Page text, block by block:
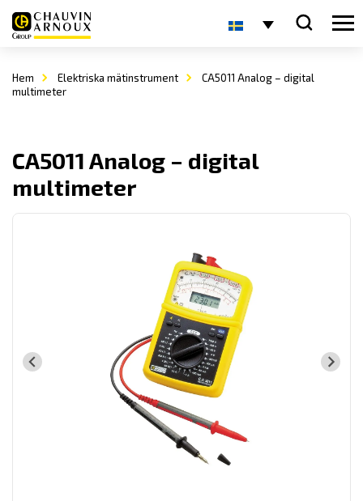
Hem Elektriska mätinstrument
CA5011 Analog – digital
multimeter
CA5011 Analog – digital
multimeter